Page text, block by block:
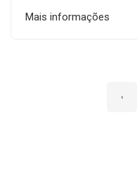
Mais informações
‹